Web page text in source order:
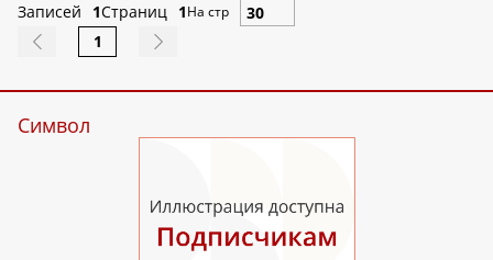
Записей 1Страниц 1На стр
1
Символ